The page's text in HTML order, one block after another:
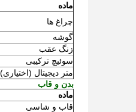
ماده
چراغ ها
گوشه
زنگ عقب
سوئیچ ترکیبی
متر دیجیتال (اختیاری)
بدن و قاب
ماده
قاب و شاسی